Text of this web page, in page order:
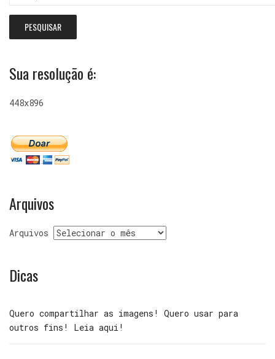
Sua resolução é:
448x896
Arquivos
Arquivos
Dicas
Quero compartilhar as imagens! Quero usar para
outros fins! Leia aqui!